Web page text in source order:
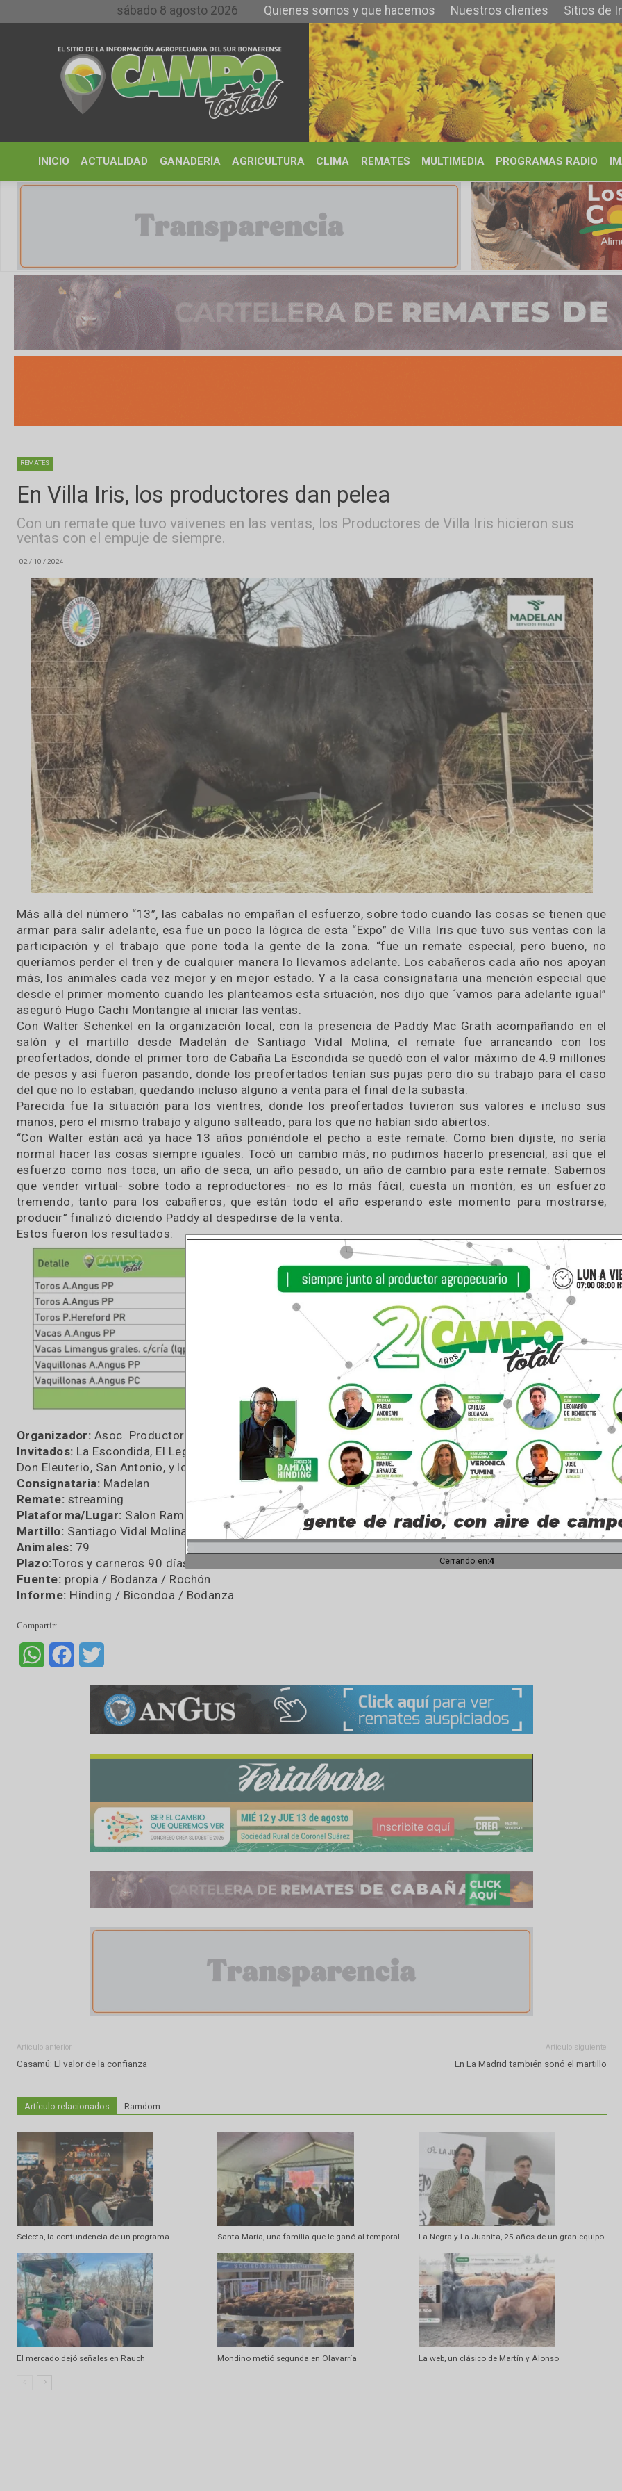
sábado 8 agosto 2026 Quienes somos y que hacemos Nuestros clientes Sitios de Interés Contacto
REMATES MULTIMEDIA PROGRAMAS RADIO IMÁGENES
En Villa Iris, los productores dan pelea
Con un remate que tuvo vaivenes en las ventas, los Productores de Villa Iris hicieron
ventas con el empuje de siempre.
02 / 10 / 2024
Más allá del número “13”, las cabalas no empañan el esfuerzo, sobre todo cuando las cosas se
armar para salir adelante, esa fue un poco la lógica de esta “Expo” de Villa Iris que tuvo sus
participación y el trabajo que pone toda la gente de la zona. “fue un remate especial, pero
queríamos perder el tren y de cualquier manera lo llevamos adelante. Los cabañeros cada año
más, los animales cada vez mejor y en mejor estado. Y a la casa consignataria una mención
desde el primer momento cuando les planteamos esta situación, nos dijo que ´vamos para
aseguró Hugo Cachi Montangie al iniciar las ventas.
Con Walter Schenkel en la organización local, con la presencia de Paddy Mac Grath
salón y el martillo desde Madelán de Santiago Vidal Molina, el remate fue
preofertados, donde el primer toro de Cabaña La Escondida se quedó con el valor máximo de
de pesos y así fueron pasando, donde los preofertados tenían sus pujas pero dio su trabajo
del que no lo estaban, quedando incluso alguno a venta para el final de la subasta.
Parecida fue la situación para los vientres, donde los preofertados tuvieron sus valores e
manos, pero el mismo trabajo y alguno salteado, para los que no habían sido abiertos.
“Con Walter están acá ya hace 13 años poniéndole el pecho a este remate. Como bien
normal hacer las cosas siempre iguales. Tocó un cambio más, no pudimos hacerlo presencial,
esfuerzo como nos toca, un año de seca, un año pesado, un año de cambio para este remate.
que vender virtual- sobre todo a reproductores- no es lo más fácil, cuesta un montón, es un
tremendo, tanto para los cabañeros, que están todo el año esperando este momento para
producir” finalizó diciendo Paddy al despedirse de la venta.
Estos fueron los resultados:
Organizador:Asoc. Productores Villa Iris
Don Eleuterio, San Antonio, y los lanares de Laguna Chica y Don Luis
Consignataria:
Remate: streaming
Plataforma/Lugar:Salon Rampla y Madelan.com
Santiago Vidal Molina
Toros y carneros 90 días libres – Hembras 60 días
propia / Bodanza / Rochón
Hinding / Bicondoa / Bodanza
WhatsAppFacebookTwitter
Artículo anterior
Casamú: El valor de la confianza En La Madrid también
Artículo relacionados
Cerrando en: